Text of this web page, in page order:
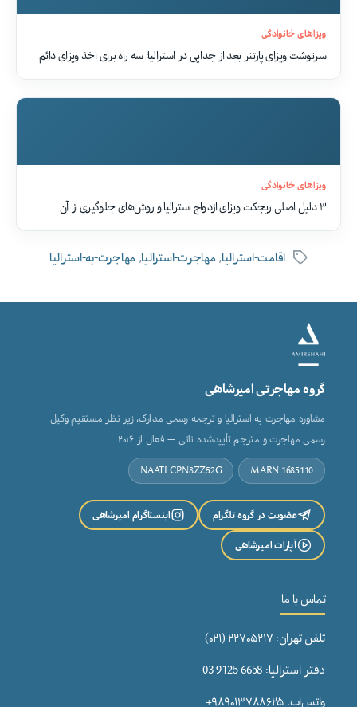
ویزاهای خانوادگی
سرنوشت ویزای پارتنر بعد از جدایی در استرالیا: سه راه برای اخذ ویزای دائم
ویزاهای خانوادگی
۳ دلیل اصلی ریجکت ویزای ازدواج استرالیا و روش‌های جلوگیری از آن
برچسب‌ها
اقامت-استرالیا,مهاجرت-استرالیا, مهاجرت-به-استرالیا
گروه مهاجرتی امیرشاهی
مشاوره مهاجرت به استرالیا و ترجمه رسمی مدارک، زیر نظر مستقیم وکیل
رسمی مهاجرت و مترجم تأییدشده ناتی — فعال از ۲۰۱۶.
MARN 1685110
NAATI CPN8ZZ52G
عضویت در گروه تلگرام اینستاگرام امیرشاهی
آپارات امیرشاهی
تماس با ما
تلفن تهران: ۲۲۷۰۵۲۱۷ (۰۲۱)
دفتر استرالیا: 6658 9125 03
واتس‌اپ: ۹۸۹۰۱۳۷۸۸۶۲۵+